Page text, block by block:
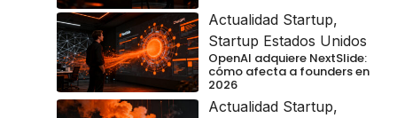
Actualidad Startup,
Startup Estados Unidos
OpenAI adquiere NextSlide:
cómo afecta a founders en
2026
Actualidad Startup,